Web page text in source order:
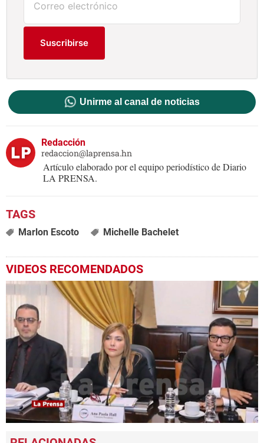
Suscribirse
Unirme al canal de noticias
Redacción
redaccion@laprensa.hn
Artículo elaborado por el equipo periodístico de Diario
LA PRENSA.
Marlon Escoto Michelle Bachelet
VIDEOS RECOMENDADOS
seconds